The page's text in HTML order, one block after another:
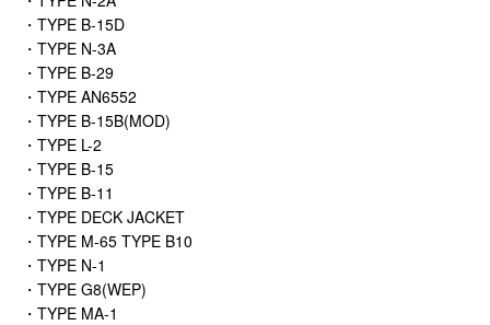
・TYPE B-15D
・TYPE N-3A
・TYPE B-29
・TYPE AN6552
・TYPE B-15B(MOD)
・TYPE L-2
・TYPE B-15
・TYPE B-11
・TYPE DECK JACKET
・TYPE M-65 TYPE B10
・TYPE N-1
・TYPE G8(WEP)
・TYPE MA-1